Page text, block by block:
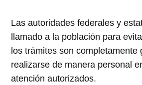
Las autoridades federales y
llamado a la población para
los trámites son completamente
realizarse de manera personal
atención autorizados.